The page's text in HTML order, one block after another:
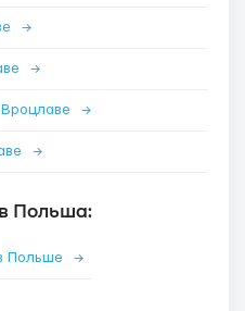
→
→
→
→
Польша:
Польше →